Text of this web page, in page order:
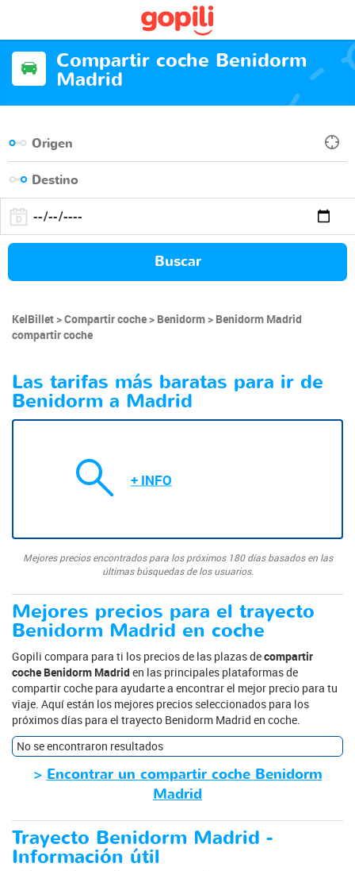
Compartir coche Benidorm
Madrid
Buscar
KelBillet Compartir coche Benidorm
Benidorm Madrid
compartir coche
Las tarifas más baratas para ir de
Benidorm a Madrid
+ INFO
Mejores precios encontrados para los próximos 180 días basados en las
últimas búsquedas de los usuarios.
Mejores precios para el trayecto
Benidorm Madrid en coche
Gopili compara para ti los precios de las plazas decompartir
coche Benidorm Madriden las principales plataformas de
compartir coche para ayudarte a encontrar el mejor precio para tu
viaje. Aquí están los mejores precios seleccionados para los
próximos días para el trayecto Benidorm Madrid en coche.
No se encontraron resultados
>Encontrar un compartir coche Benidorm
Madrid
Trayecto Benidorm Madrid -
Información útil